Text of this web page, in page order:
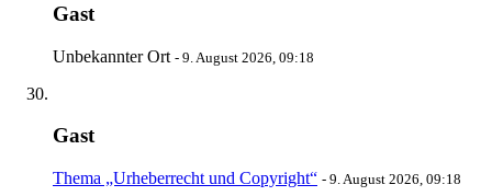
Gast
Unbekannter Ort - 9. August 2026, 09:18
Gast
Thema „Urheberrecht und Copyright“ - 9. August 2026, 09:18